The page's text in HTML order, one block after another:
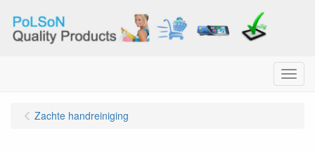
Menu
Zachte handreiniging